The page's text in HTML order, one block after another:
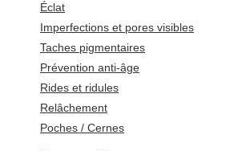
Éclat
Imperfections et pores visibles
Taches pigmentaires
Prévention anti-âge
Rides et ridules
Relâchement
Poches / Cernes